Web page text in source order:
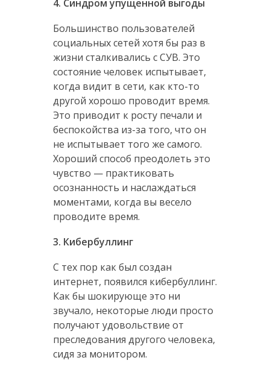
4. Синдром упущенной выгоды
Большинство пользователей
социальных сетей хотя бы раз в
жизни сталкивались с СУВ. Это
состояние человек испытывает,
когда видит в сети, как кто-то
другой хорошо проводит время.
Это приводит к росту печали и
беспокойства из-за того, что он
не испытывает того же самого.
Хороший способ преодолеть это
чувство — практиковать
осознанность и наслаждаться
моментами, когда вы весело
проводите время.
3. Кибербуллинг
С тех пор как был создан
интернет, появился кибербуллинг.
Как бы шокирующе это ни
звучало, некоторые люди просто
получают удовольствие от
преследования другого человека,
сидя за монитором.